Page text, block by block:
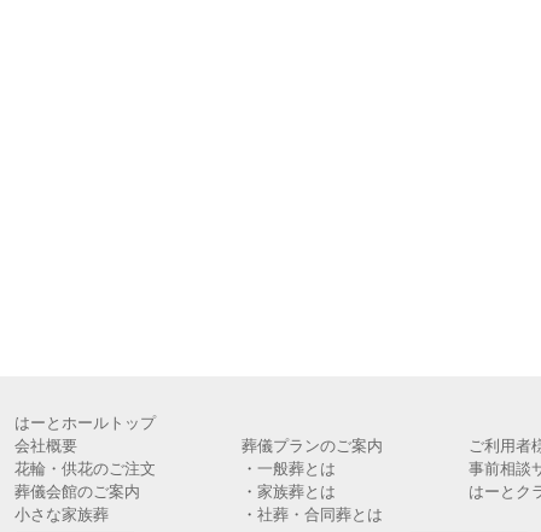
はーとホールトップ
会社概要
葬儀プランのご案内
ご利用者
花輪・供花のご注文
・ 一般葬とは
事前相談
葬儀会館のご案内
・ 家族葬とは
はーとク
小さな家族葬
・ 社葬・合同葬とは